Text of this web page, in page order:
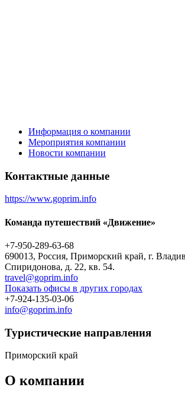
Информация о компании
Мероприятия компании
Новости компании
Контактные данные
https://www.goprim.info
Команда путешествий «Движение»
+7-950-289-63-68
690013, Россия, Приморский край, г.
Спиридонова, д. 22, кв. 54.
travel@goprim.info
Показать офисы в других городах
+7-924-135-03-06
info@goprim.info
Туристическиe направления
Приморский край
О компании